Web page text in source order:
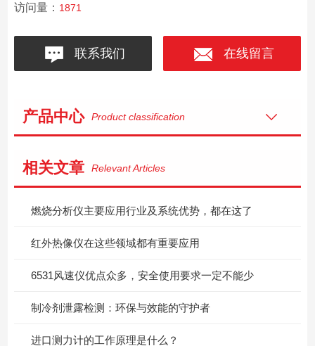
访问量： 1871
联系我们 在线留言
产品中心 Product classification
相关文章 Relevant Articles
燃烧分析仪主要应用行业及系统优势，都在这了
红外热像仪在这些领域都有重要应用
6531风速仪优点众多，安全使用要求一定不能少
制冷剂泄露检测：环保与效能的守护者
进口测力计的工作原理是什么？